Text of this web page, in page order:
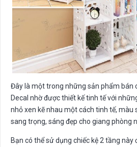
Đây là một trong những sản phẩm bán
Decal nhờ được thiết kế tinh tế với
nhỏ xen kẽ nhau một cách tinh tế, màu
sang trọng, sáng đẹp cho giang phòng
Bạn có thể sử dụng chiếc kệ 2 tầng này